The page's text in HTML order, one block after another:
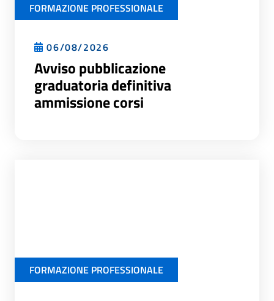
FORMAZIONE PROFESSIONALE
06/08/2026
Avviso pubblicazione
graduatoria definitiva
ammissione corsi
FORMAZIONE PROFESSIONALE